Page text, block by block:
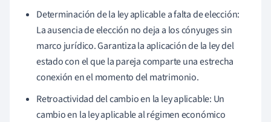
Determinación de la ley aplicable a falta de elección:
La ausencia de elección no deja a los cónyuges sin
marco jurídico. Garantiza la aplicación de la ley del
estado con el que la pareja comparte una estrecha
conexión en el momento del matrimonio.
Retroactividad del cambio en la ley aplicable: Un
cambio en la ley aplicable al régimen económico